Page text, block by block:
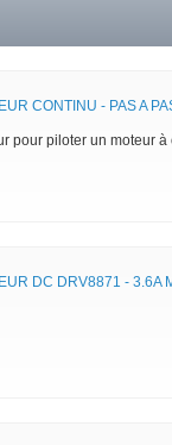
CONTINU - PAS A
pour piloter un moteur
DC DRV8871 - 3.6A